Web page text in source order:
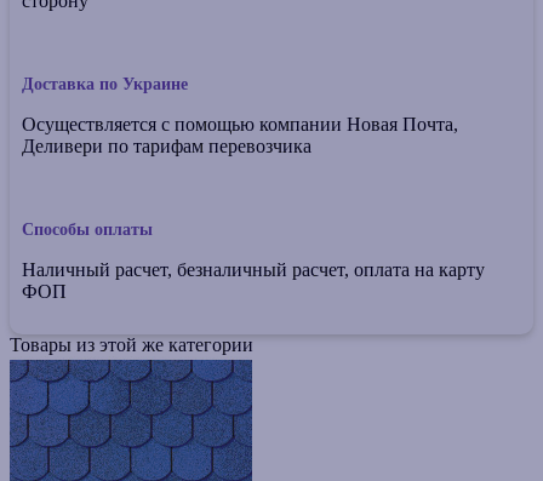
Доставка по Украине
Осуществляется с помощью компании Новая Почта,
Деливери по тарифам перевозчика
Способы оплаты
Наличный расчет, безналичный расчет, оплата на карту
ФОП
Товары из этой же категории